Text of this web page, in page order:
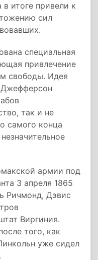
итоге привели к
сил
специальная
привлечение
свободы. Идея
Джефферсон
так и не
самого конца
армии под
3 апреля 1865
Ричмонд, Дэвис
Виргиния.
того, как
уже сидел